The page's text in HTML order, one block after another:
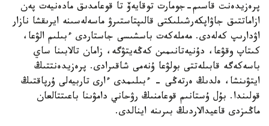
پرەزيدەنت قاسىم-جومارت توقايەۆ تا قوعامدىق مادەنيەت پەن
ازاماتتىق جاۋاپكەرشىلىكتى قالىپتاستىرۋ ماسەلەسىنە ايرىقشا نازار
اۋدارىپ كەلەدى. مەملەكەت باسشىسى جاستاردى ءبىلىم الۋعا،
كىتاپ وقۋعا، دۇنيەتانىمىن كەڭەيتۋگە، زامان تالابىنا ساي
باسەكەگە قابىلەتتى بولۋعا ۇنەمى شاقىرادى. پرەزيدەنتتىڭ
ايتۋىنشا، ەلدىڭ ەرتەڭى - ءبىلىمدى ءارى تاربيەلى ۇرپاقتىڭ
قولىندا. بۇل ۇستانىم قوعامنىڭ رۋحاني دامۋىنا باعىتتالعان
ماڭىزدى قاعيدالاردىڭ بىرىنە اينالدى.